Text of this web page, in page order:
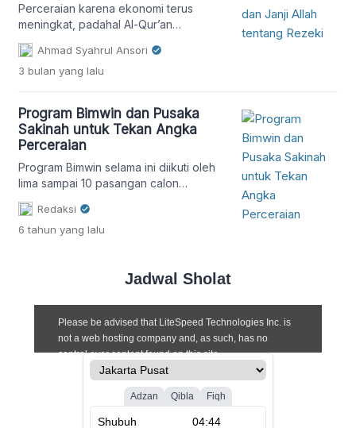
Perceraian karena ekonomi terus
meningkat, padahal Al-Qur’an
menjanjikan rezeki bagi pasangan
yang menikah. Lalu, di mana letak
masalahnya?
Ahmad Syahrul Ansori
3 bulan yang lalu
Program Bimwin dan Pusaka
Sakinah untuk Tekan Angka
Perceraian
Program Bimwin selama ini diikuti oleh
lima sampai 10 pasangan calon
pengantin dalam setiap angkatan.
Bimbingan ini berlangsung dua hari.
Redaksi
6 tahun yang lalu
Jadwal Sholat